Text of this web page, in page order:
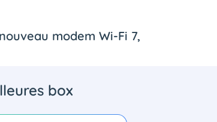
modem Wi-Fi 7,
box